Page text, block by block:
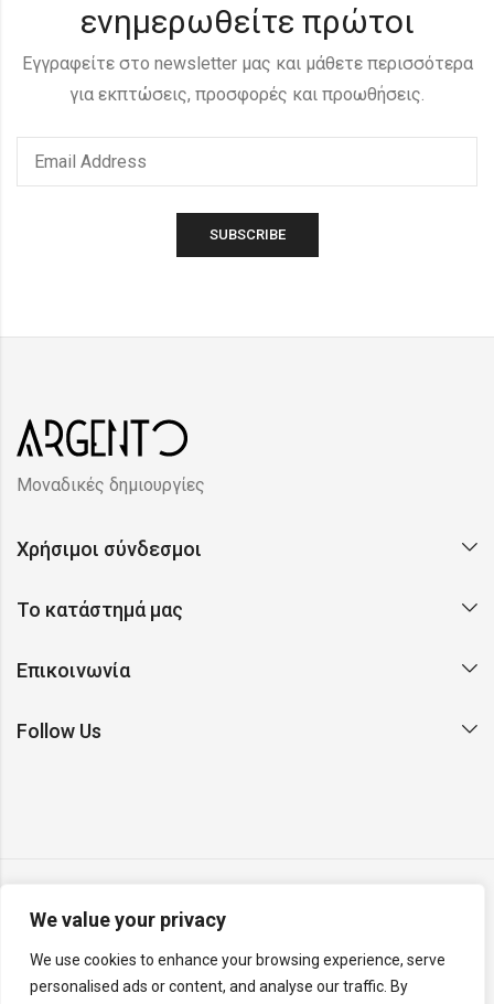
We value your privacy
We use cookies to enhance your browsing experience, serve
personalised ads or content, and analyse our traffic. By
ενημερωθείτε πρώτοι
Εγγραφείτε στο newsletter μας και μάθετε περισσότερα
για εκπτώσεις, προσφορές και προωθήσεις.
Μοναδικές δημιουργίες
Χρήσιμοι σύνδεσμοι
Το κατάστημά μας
Επικοινωνία
Follow Us
on Earth by Rainbyte Studio.Report a website issue